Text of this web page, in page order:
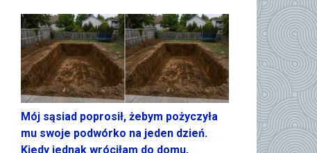
Mój sąsiad poprosił, żebym pożyczyła
mu swoje podwórko na jeden dzień.
Kiedy jednak wróciłam do domu,